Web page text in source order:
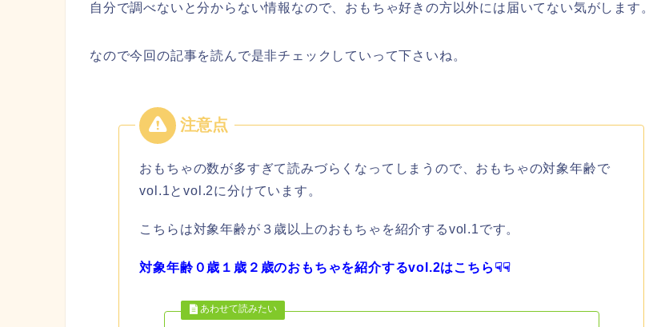
自分で調べないと分からない情報なので、おもちゃ好きの方以外には届いてない気がします。
なので今回の記事を読んで是非チェックしていって下さいね。
おもちゃの数が多すぎて読みづらくなってしまうので、おもちゃの対象年齢で
vol.1とvol.2に分けています。
こちらは対象年齢が３歳以上のおもちゃを紹介するvol.1です。
対象年齢０歳１歳２歳のおもちゃを紹介するvol.2はこちら☟☟